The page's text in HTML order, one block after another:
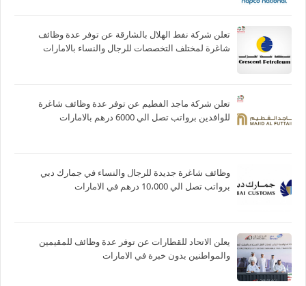
تعلن شركة نفط الهلال بالشارقة عن توفر عدة وظائف
شاغرة لمختلف التخصصات للرجال والنساء بالامارات
تعلن شركة ماجد الفطيم عن توفر عدة وظائف شاغرة
للوافدين برواتب تصل الي 6000 درهم بالامارات
وظائف شاغرة جديدة للرجال والنساء في جمارك دبي
برواتب تصل الي 10،000 درهم في الامارات
يعلن الاتحاد للقطارات عن توفر عدة وظائف للمقيمين
والمواطنين بدون خبرة في الامارات